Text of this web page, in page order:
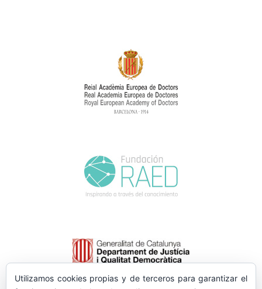
Utilizamos cookies propias y de terceros para garantizar el